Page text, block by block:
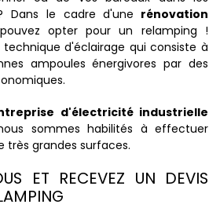
Dans le cadre d'une rénovation
opter pour un relamping !
d'éclairage qui consiste à
ampoules énergivores par des
d'électricité industrielle
sommes habilités à effectuer
très grandes surfaces.
ET RECEVEZ UN DEVIS